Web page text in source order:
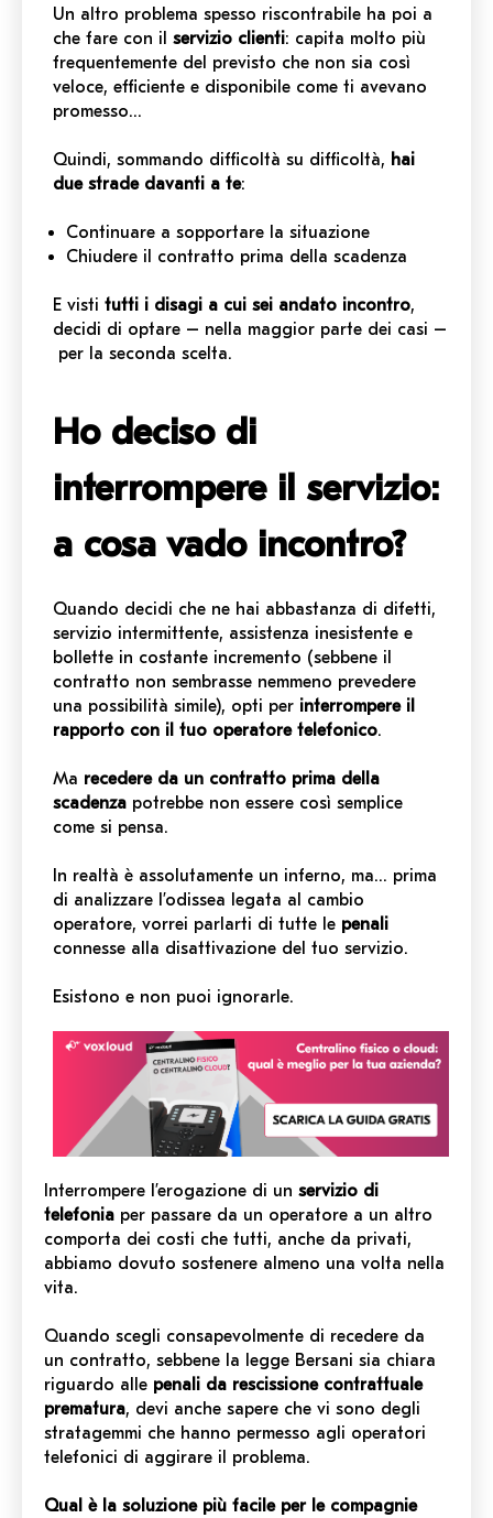
Un altro problema spesso riscontrabile ha poi a
che fare con il servizio clienti: capita molto più
frequentemente del previsto che non sia così
veloce, efficiente e disponibile come ti avevano
promesso…
Quindi, sommando difficoltà su difficoltà, hai
due strade davanti a te:
Continuare a sopportare la situazione
Chiudere il contratto prima della scadenza
E visti tutti i disagi a cui sei andato incontro,
decidi di optare – nella maggior parte dei casi –
per la seconda scelta.
Ho deciso di
interrompere il servizio:
a cosa vado incontro?
Quando decidi che ne hai abbastanza di difetti,
servizio intermittente, assistenza inesistente e
bollette in costante incremento (sebbene il
contratto non sembrasse nemmeno prevedere
una possibilità simile), opti per interrompere il
rapporto con il tuo operatore telefonico.
Ma recedere da un contratto prima della
scadenza potrebbe non essere così semplice
come si pensa.
In realtà è assolutamente un inferno, ma… prima
di analizzare l’odissea legata al cambio
operatore, vorrei parlarti di tutte le penali
connesse alla disattivazione del tuo servizio.
Esistono e non puoi ignorarle.
Interrompere l’erogazione di un servizio di
telefonia per passare da un operatore a un altro
comporta dei costi che tutti, anche da privati,
abbiamo dovuto sostenere almeno una volta nella
vita.
Quando scegli consapevolmente di recedere da
un contratto, sebbene la legge Bersani sia chiara
riguardo alle penali da rescissione contrattuale
prematura, devi anche sapere che vi sono degli
stratagemmi che hanno permesso agli operatori
telefonici di aggirare il problema.
Qual è la soluzione più facile per le compagnie